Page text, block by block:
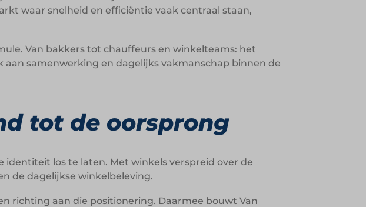
waar snelheid en efficiëntie vaak centraal staan,
Van bakkers tot chauffeurs en winkelteams: het
samenwerking en dagelijks vakmanschap binnen de
tot de oorsprong
identiteit los te laten. Met winkels verspreid over de
de dagelijkse winkelbeleving.
richting aan die positionering. Daarmee bouwt Van